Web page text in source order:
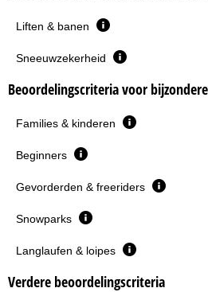
Liften & banen
Sneeuwzekerheid
Beoordelingscriteria voor
Families & kinderen
Beginners
Gevorderden & freeriders
Snowparks
Langlaufen & loipes
Verdere beoordelingscriteria